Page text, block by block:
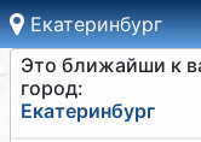
Екатеринбург
Это ближайши к
город:
Екатеринбург